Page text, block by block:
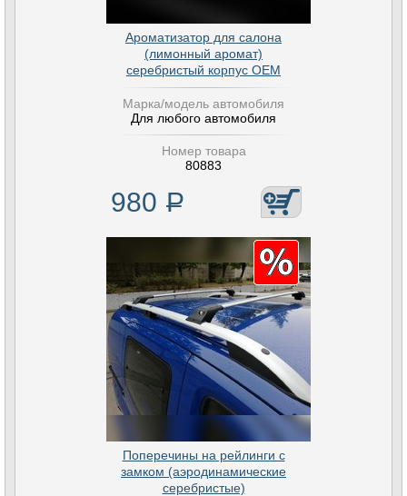
Ароматизатор для салона
(лимонный аромат)
серебристый корпус OEM
Марка/модель автомобиля
Для любого автомобиля
Номер товара
80883
980 Р
Поперечины на рейлинги с
замком (аэродинамические
серебристые)